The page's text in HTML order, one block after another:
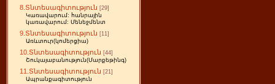
8.Տնտեսագիտություն [29]
Կառավարում: հանրային
կառավարում: Մենեջմենտ
9.Տնտեսագիտություն [11]
Առևտուր(կոմերցիա)
10.Տնտեսագիտություն [44]
Շուկայաբանություն(Մարքեթինգ)
11.Տնտեսագիտություն [21]
Ապրանքագիտություն